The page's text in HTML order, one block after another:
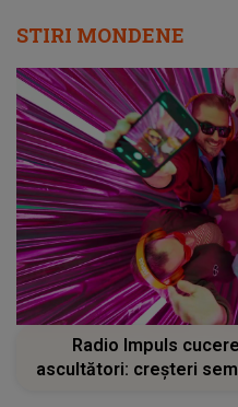
STIRI MONDENE
Radio Impuls
ascultători: creșteri